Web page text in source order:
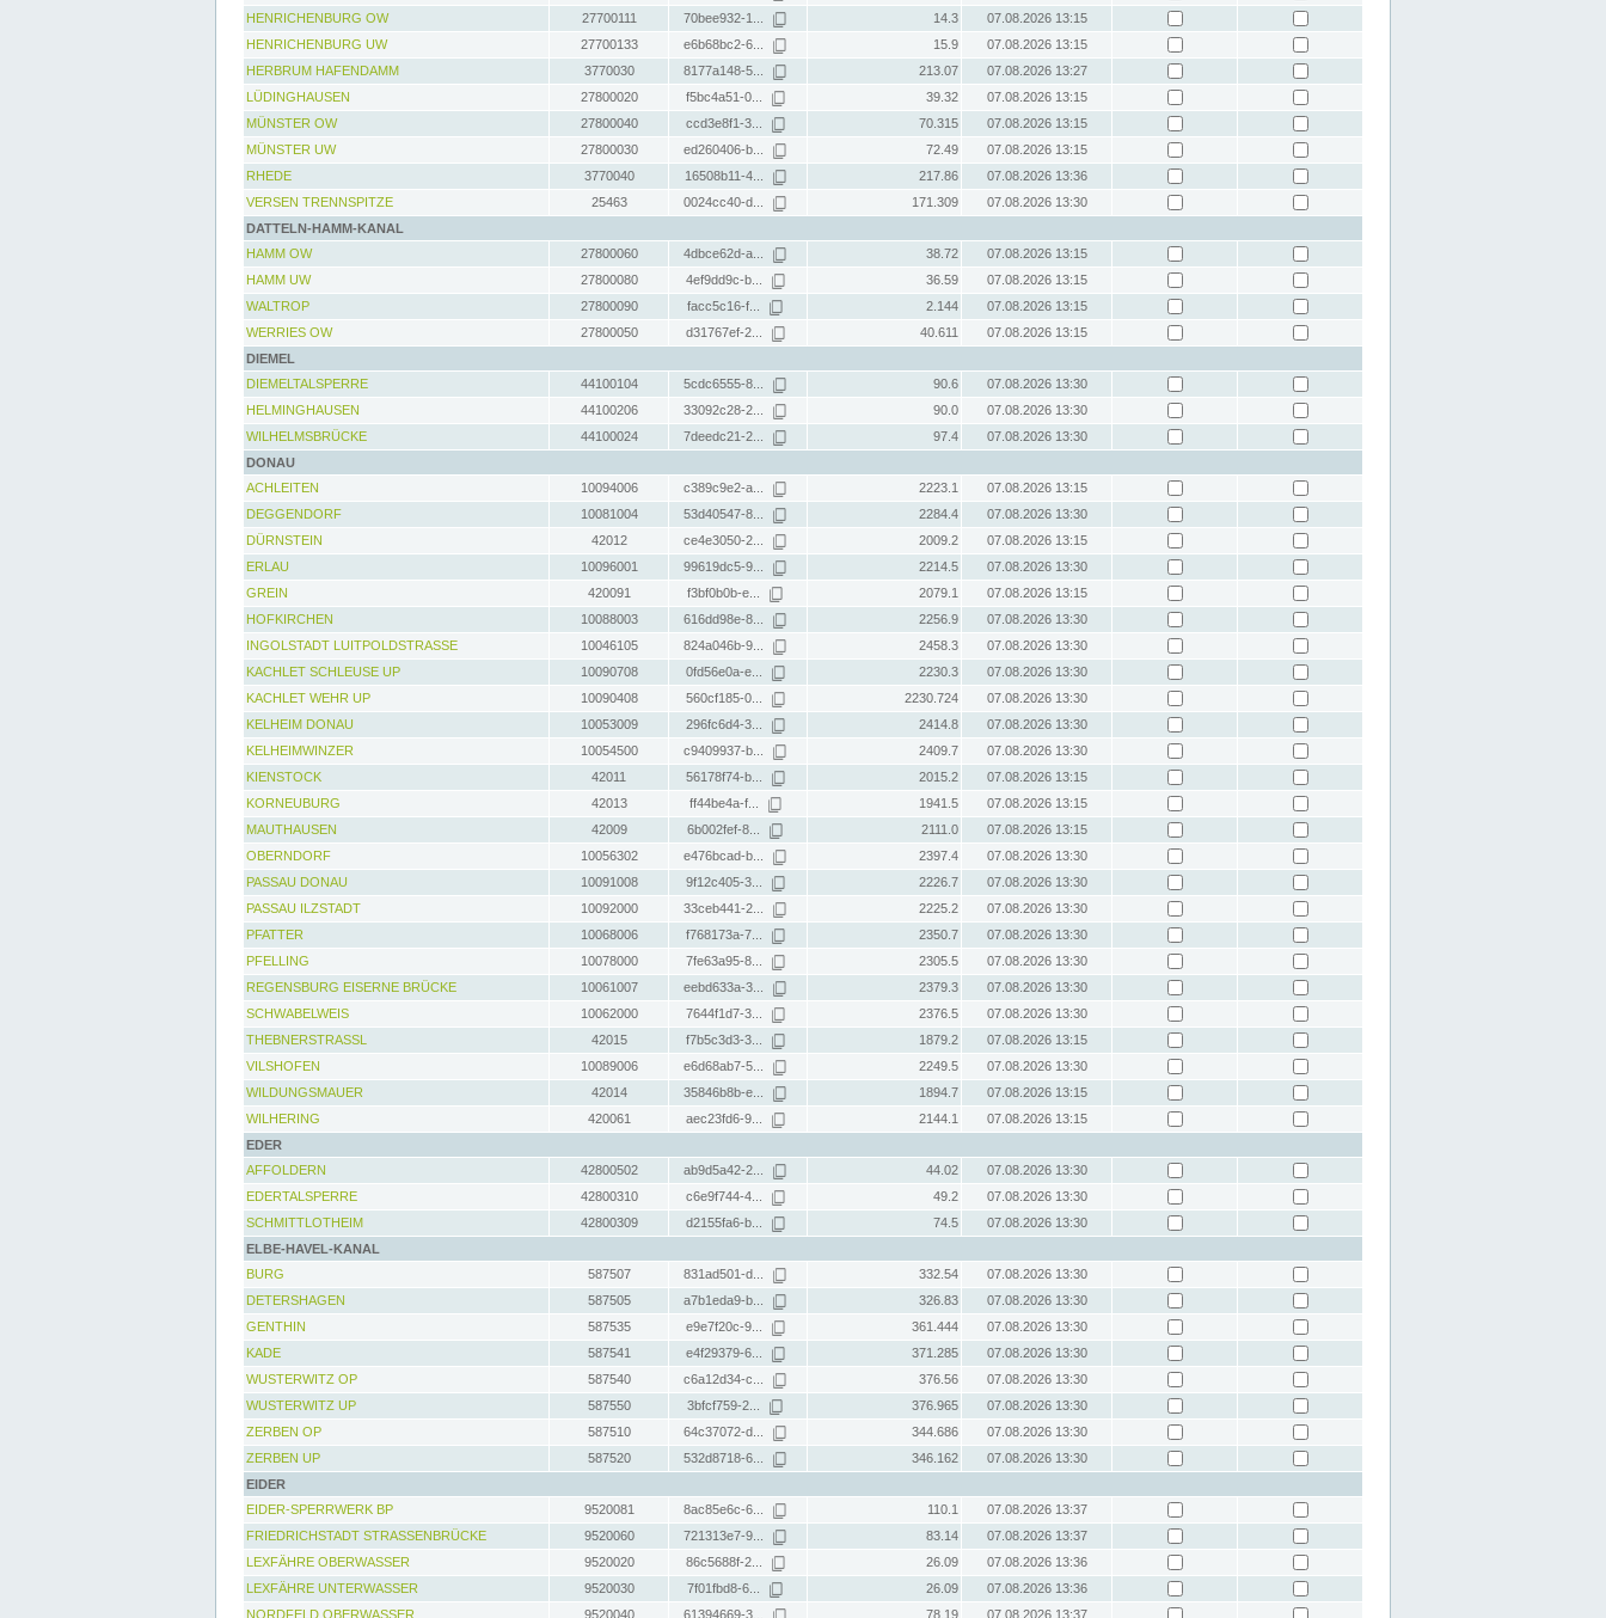
HENRICHENBURG OW
27700111 70bee932-1... 14.3
07.08.2026 13:15
HENRICHENBURG UW
27700133 e6b68bc2-6... 15.9
07.08.2026 13:15
HERBRUM HAFENDAMM
3770030 8177a148-5... 213.07
07.08.2026 13:27
LÜDINGHAUSEN
27800020 f5bc4a51-0... 39.32
07.08.2026 13:15
MÜNSTER OW
27800040 ccd3e8f1-3... 70.315
07.08.2026 13:15
MÜNSTER UW
27800030 ed260406-b... 72.49
07.08.2026 13:15
RHEDE
3770040 16508b11-4... 217.86
07.08.2026 13:36
VERSEN TRENNSPITZE
25463 0024cc40-d... 171.309
07.08.2026 13:30
DATTELN-HAMM-KANAL
HAMM OW
27800060 4dbce62d-a... 38.72
07.08.2026 13:15
HAMM UW
27800080 4ef9dd9c-b... 36.59
07.08.2026 13:15
WALTROP
27800090 facc5c16-f... 2.144
07.08.2026 13:15
WERRIES OW
27800050 d31767ef-2... 40.611
07.08.2026 13:15
DIEMEL
DIEMELTALSPERRE
44100104 5cdc6555-8... 90.6
07.08.2026 13:30
HELMINGHAUSEN
44100206 33092c28-2... 90.0
07.08.2026 13:30
WILHELMSBRÜCKE
44100024 7deedc21-2... 97.4
07.08.2026 13:30
DONAU
ACHLEITEN
10094006 c389c9e2-a... 2223.1
07.08.2026 13:15
DEGGENDORF
10081004 53d40547-8... 2284.4
07.08.2026 13:30
DÜRNSTEIN
42012 ce4e3050-2... 2009.2
07.08.2026 13:15
ERLAU
10096001 99619dc5-9... 2214.5
07.08.2026 13:30
GREIN
420091 f3bf0b0b-e... 2079.1
07.08.2026 13:15
HOFKIRCHEN
10088003 616dd98e-8... 2256.9
07.08.2026 13:30
INGOLSTADT LUITPOLDSTRASSE
10046105 824a046b-9... 2458.3
07.08.2026 13:30
KACHLET SCHLEUSE UP
10090708 0fd56e0a-e... 2230.3
07.08.2026 13:30
KACHLET WEHR UP
10090408 560cf185-0... 2230.724
07.08.2026 13:30
KELHEIM DONAU
10053009 296fc6d4-3... 2414.8
07.08.2026 13:30
KELHEIMWINZER
10054500 c9409937-b... 2409.7
07.08.2026 13:30
KIENSTOCK
42011 56178f74-b... 2015.2
07.08.2026 13:15
KORNEUBURG
42013 ff44be4a-f... 1941.5
07.08.2026 13:15
MAUTHAUSEN
42009 6b002fef-8... 2111.0
07.08.2026 13:15
OBERNDORF
10056302 e476bcad-b... 2397.4
07.08.2026 13:30
PASSAU DONAU
10091008 9f12c405-3... 2226.7
07.08.2026 13:30
PASSAU ILZSTADT
10092000 33ceb441-2... 2225.2
07.08.2026 13:30
PFATTER
10068006 f768173a-7... 2350.7
07.08.2026 13:30
PFELLING
10078000 7fe63a95-8... 2305.5
07.08.2026 13:30
REGENSBURG EISERNE BRÜCKE
10061007 eebd633a-3... 2379.3
07.08.2026 13:30
SCHWABELWEIS
10062000 7644f1d7-3... 2376.5
07.08.2026 13:30
THEBNERSTRASSL
42015 f7b5c3d3-3... 1879.2
07.08.2026 13:15
VILSHOFEN
10089006 e6d68ab7-5... 2249.5
07.08.2026 13:30
WILDUNGSMAUER
42014 35846b8b-e... 1894.7
07.08.2026 13:15
WILHERING
420061 aec23fd6-9... 2144.1
07.08.2026 13:15
EDER
AFFOLDERN
42800502 ab9d5a42-2... 44.02
07.08.2026 13:30
EDERTALSPERRE
42800310 c6e9f744-4... 49.2
07.08.2026 13:30
SCHMITTLOTHEIM
42800309 d2155fa6-b... 74.5
07.08.2026 13:30
ELBE-HAVEL-KANAL
BURG
587507 831ad501-d... 332.54
07.08.2026 13:30
DETERSHAGEN
587505 a7b1eda9-b... 326.83
07.08.2026 13:30
GENTHIN
587535 e9e7f20c-9... 361.444
07.08.2026 13:30
KADE
587541 e4f29379-6... 371.285
07.08.2026 13:30
WUSTERWITZ OP
587540 c6a12d34-c... 376.56
07.08.2026 13:30
WUSTERWITZ UP
587550 3bfcf759-2... 376.965
07.08.2026 13:30
ZERBEN OP
587510 64c37072-d... 344.686
07.08.2026 13:30
ZERBEN UP
587520 532d8718-6... 346.162
07.08.2026 13:30
EIDER
EIDER-SPERRWERK BP
9520081 8ac85e6c-6... 110.1
07.08.2026 13:37
FRIEDRICHSTADT STRASSENBRÜCKE
9520060 721313e7-9... 83.14
07.08.2026 13:37
LEXFÄHRE OBERWASSER
9520020 86c5688f-2... 26.09
07.08.2026 13:36
LEXFÄHRE UNTERWASSER
9520030 7f01fbd8-6... 26.09
07.08.2026 13:36
NORDFELD OBERWASSER
9520040 61394669-3... 78.19
07.08.2026 13:37